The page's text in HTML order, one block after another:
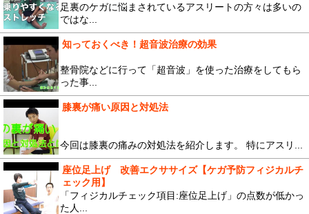
足裏のケガに悩まされているアスリートの方々は多いの
ではな...
知っておくべき！超音波治療の効果
整骨院などに行って「超音波」を使った治療をしてもら
った事...
膝裏が痛い原因と対処法
今回は膝裏の痛みの対処法を紹介します。 特にアスリ...
座位足上げ 改善エクササイズ【ケガ予防フィジカルチ
ェック用】
「フィジカルチェック項目:座位足上げ」の点数が低かっ
た人...